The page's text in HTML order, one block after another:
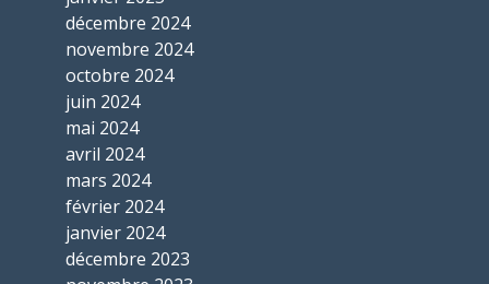
décembre 2024
novembre 2024
octobre 2024
juin 2024
mai 2024
avril 2024
mars 2024
février 2024
janvier 2024
décembre 2023